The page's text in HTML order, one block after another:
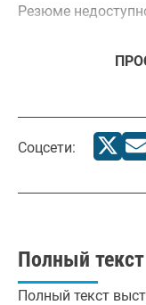
Резюме
Соцсети:
Полный
Полный текст